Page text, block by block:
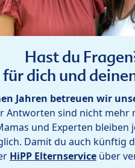
Hast du
dich und
Jahren betreuen wir
Antworten sind nicht mehr
und Experten bleiben
Damit du auch künftig
HiPP Elternservice über